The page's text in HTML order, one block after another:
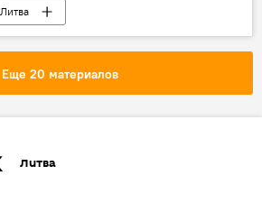
Литва
Еще 20 материалов
Литва